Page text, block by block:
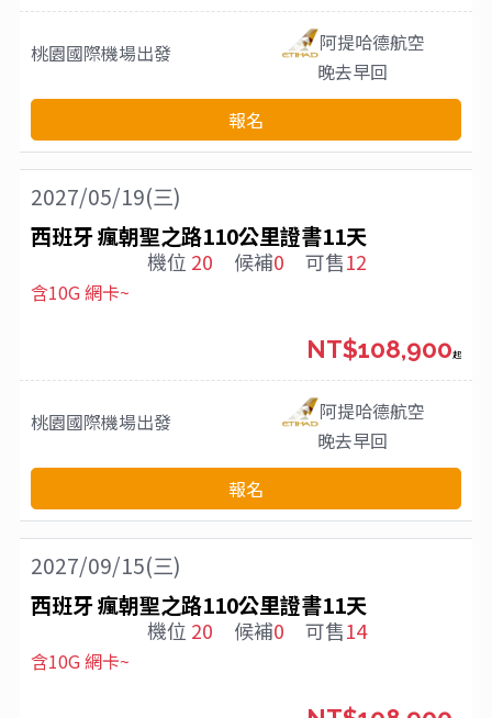
桃園國際機場出發
阿提哈德航空
晚去早回
報名
2027/05/19(三)
西班牙 瘋朝聖之路110公里證書11天
機位 20 候補0 可售12
含10G 網卡~
桃園國際機場出發
阿提哈德航空
晚去早回
NT$108,900起
報名
2027/09/15(三)
西班牙 瘋朝聖之路110公里證書11天
機位 20 候補0 可售14
含10G 網卡~